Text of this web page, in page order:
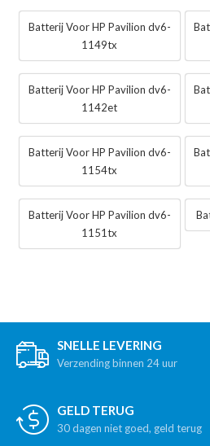
Batterij Voor HP Pavilion dv6-
1149tx
Batterij Voor HP Pavilion dv6-
1142et
Batterij Voor HP Pavilion dv6-
1154tx
Batterij Voor HP Pavilion dv6-
1151tx
SNELLE LEVERING
Verzending binnen 24 uur
GELD TERUG
30 dagen niet goed, geld terug